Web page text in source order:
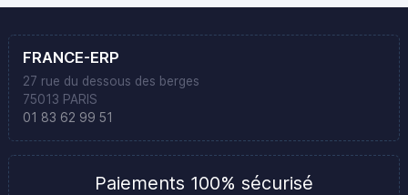
FRANCE-ERP
27 rue du dessous des berges
75013 PARIS
01 83 62 99 51
Paiements 100% sécurisé